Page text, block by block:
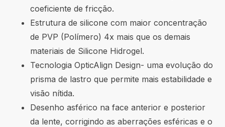
coeficiente de fricção.
Estrutura de silicone com maior concentração
de PVP (Polímero) 4x mais que os demais
materiais de Silicone Hidrogel.
Tecnologia OpticAlign Design- uma evolução do
prisma de lastro que permite mais estabilidade e
visão nítida.
Desenho asférico na face anterior e posterior
da lente, corrigindo as aberrações esféricas e o